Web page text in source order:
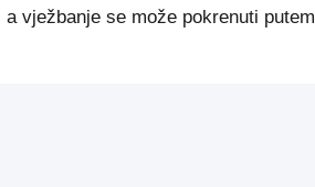
vježbanje se može pokrenuti putem